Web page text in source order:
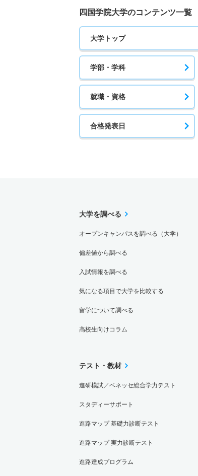
四国学院大学のコンテンツ一覧
大学トップ
学部・学科
就職・資格
合格発表日
大学を調べる
オープンキャンパスを調べる（大学）
偏差値から調べる
入試情報を調べる
気になる項目で大学を比較する
留学について調べる
高校生向けコラム
テスト・教材
進研模試／ベネッセ総合学力テスト
スタディーサポート
進路マップ 基礎力診断テスト
進路マップ 実力診断テスト
進路達成プログラム